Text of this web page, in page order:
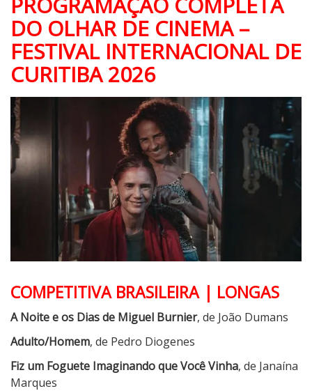
DO OLHAR DE CINEMA –
FESTIVAL INTERNACIONAL DE
CURITIBA 2026
COMPETITIVA BRASILEIRA | LONGAS
A Noite e os Dias de Miguel Burnier, de João Dumans
Adulto/Homem, de Pedro Diogenes
Fiz um Foguete Imaginando que Você Vinha, de Janaína
Marques